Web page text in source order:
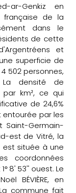
ar-Genkiz en
de la
dans le
de cette
et
superficie de
502 personnes,
La densité de
km², ce qui
de 24,6%
entourée par les
Saint-Germain-
est de Vitré, la
est située à une
coordonnées
8' 53'' ouest. Le
BÉVIÈRE, en
commune fait